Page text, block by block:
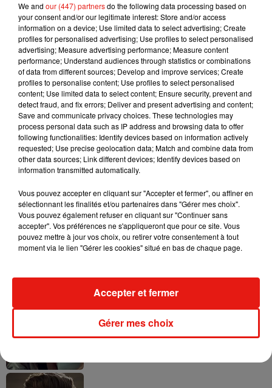
7 août 2026
dans son nouveau clip
7 août 2026
Madonna sort enfin le remix de « Love
Sensation » avec Kylie Minogue
Tayc et Didi B dévoilent le single le plus
dansant de l’année
Angèle et Amélie Lens dévoilent leur
collaboration tant attendue
Benny Blanco invite Selena Gomez et
We and our (447) partnersdo the following data processing based on
your consent and/or our legitimate interest: Store and/or access
information on a device; Use limited data to select advertising; Create
profiles for personalised advertising; Use profiles to select personalised
advertising; Measure advertising performance; Measure content
performance; Understand audiences through statistics or combinations
of data from different sources; Develop and improve services; Create
profiles to personalise content; Use profiles to select personalised
content; Use limited data to select content; Ensure security, prevent and
detect fraud, and fix errors; Deliver and present advertising and content;
Save and communicate privacy choices. These technologies may
process personal data such as IP address and browsing data to offer
following functionalities: Identify devices based on information actively
requested; Use precise geolocation data; Match and combine data from
other data sources; Link different devices; Identify devices based on
information transmitted automatically.
Vous pouvez accepter en cliquant sur "Accepter et fermer", ou affiner en
sélectionnant les finalités et/ou partenaires dans "Gérer mes choix".
Vous pouvez également refuser en cliquant sur "Continuer sans
accepter". Vos préférences ne s'appliqueront que pour ce site. Vous
pouvez mettre à jour vos choix, ou retirer votre consentement à tout
moment via le lien "Gérer les cookies" situé en bas de chaque page.
Gérer mes choix
Accepter et fermer